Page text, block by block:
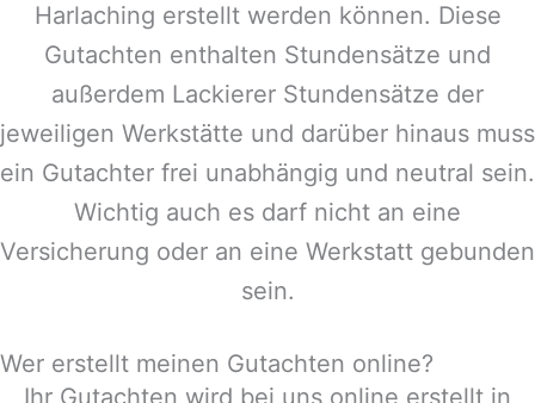
Harlaching erstellt werden können. Diese
Gutachten enthalten Stundensätze und
außerdem Lackierer Stundensätze der
jeweiligen Werkstätte und darüber hinaus muss
ein Gutachter frei unabhängig und neutral sein.
Wichtig auch es darf nicht an eine
Versicherung oder an eine Werkstatt gebunden
sein.
Wer erstellt meinen Gutachten online?